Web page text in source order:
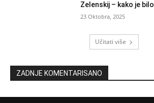
Zelenskij – kako je bilo
23 Oktobra, 2025
Učitati više
ZADNJE KOMENTARISANO